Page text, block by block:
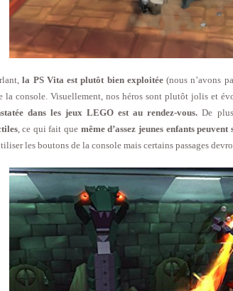
la PS Vita est plutôt bien exploitée(nous n’avons
la console. Visuellement, nos héros sont plutôt jolis et
dans les jeux LEGO est au rendez-vous. De
, ce qui fait que même d’assez jeunes enfants
les boutons de la console mais certains passages